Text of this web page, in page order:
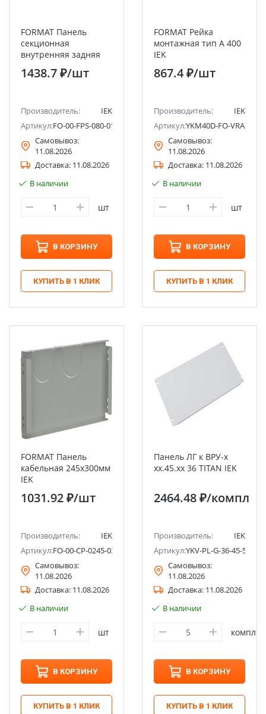
FORMAT Панель
секционная
внутренняя задняя
4B 800х150мм IEK
1438.7 ₽/шт
Производитель:
IEK
Артикул:FO-00-FPS-080-015
Самовывоз:
11.08.2026
Доставка: 11.08.2026
В наличии
шт
В КОРЗИНУ
КУПИТЬ В 1 КЛИК
FORMAT Рейка
монтажная тип А 400
IEK
867.4 ₽/шт
Производитель:
IEK
Артикул:YKM40D-FO-VRA-040
Самовывоз:
11.08.2026
Доставка: 11.08.2026
В наличии
шт
В КОРЗИНУ
КУПИТЬ В 1 КЛИК
FORMAT Панель
кабельная 245х300мм
IEK
1031.92 ₽/шт
Производитель:
IEK
Артикул:FO-00-CP-0245-030
Самовывоз:
11.08.2026
Доставка: 11.08.2026
В наличии
шт
В КОРЗИНУ
КУПИТЬ В 1 КЛИК
Панель ЛГ к ВРУ-х
хх.45.хх 36 TITAN IEK
2464.48 ₽/компл
Производитель:
IEK
Артикул:YKV-PL-G-36-45-5-0
Самовывоз:
11.08.2026
Доставка: 11.08.2026
В наличии
компл
В КОРЗИНУ
КУПИТЬ В 1 КЛИК